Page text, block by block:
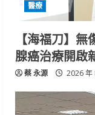
醫療
【海福刀】
腺癌治療開啟
蔡 永源 2026 年